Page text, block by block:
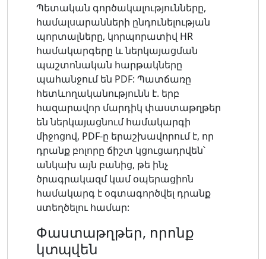
Պետական ​​գործակալությունները,
համալսարանների ընդունելության
պորտալները, կորպորատիվ HR
համակարգերը և ներկայացման
պաշտոնական հարթակները
պահանջում են PDF: Պատճառը
հետևողականությունն է. երբ
հազարավոր մարդիկ փաստաթղթեր
են ներկայացնում համակարգի
միջոցով, PDF-ը երաշխավորում է, որ
դրանք բոլորը ճիշտ կցուցադրվեն՝
անկախ այն բանից, թե ինչ
ծրագրակազմ կամ օպերացիոն
համակարգ է օգտագործվել դրանք
ստեղծելու համար:
Փաստաթղթեր, որոնք
կտպվեն